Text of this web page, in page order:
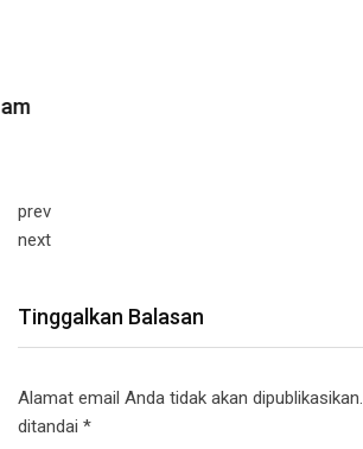
prev
next
Tinggalkan Balasan
Alamat email Anda tidak akan dipublikasikan.
ditandai *